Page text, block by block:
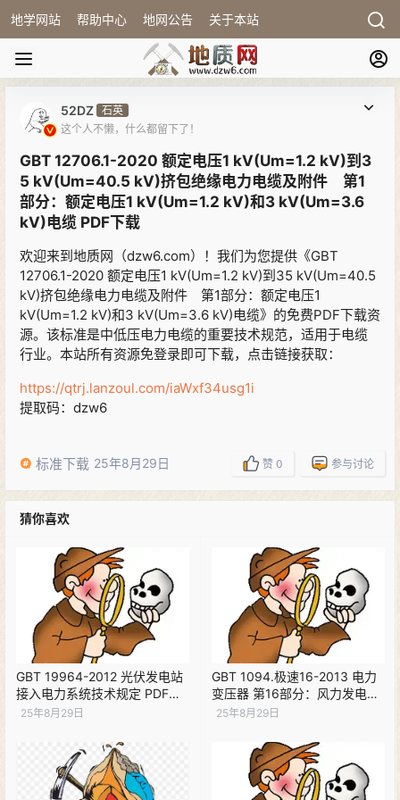
地学网站 帮助中心 地网公告 关于本站
52DZ 石英
这个人不懒，什么都留下了！
GBT 12706.1-2020 额定电压1 kV(Um=1.2 kV)到3
5 kV(Um=40.5 kV)挤包绝缘电力电缆及附件 第1
部分：额定电压1 kV(Um=1.2 kV)和3 kV(Um=3.6
kV)电缆 PDF下载
欢迎来到地质网（dzw6.com）！我们为您提供《GBT
12706.1-2020 额定电压1 kV(Um=1.2 kV)到35 kV(Um=40.5
kV)挤包绝缘电力电缆及附件 第1部分：额定电压1
kV(Um=1.2 kV)和3 kV(Um=3.6 kV)电缆》的免费PDF下载资
源。该标准是中低压电力电缆的重要技术规范，适用于电缆
行业。本站所有资源免登录即可下载，点击链接获取：
https://qtrj.lanzoul.com/iaWxf34usg1i
提取码：dzw6
标准下载 25年8月29日 赞 0 参与讨论
猜你喜欢
GBT 19964-2012 光伏发电站
接入电力系统技术规定 PDF下
载
25年8月29日
GBT 1094.极速16-2013 电力
变压器 第16部分：风力发电用
变压器 清晰版 PDF下载
25年8月29日